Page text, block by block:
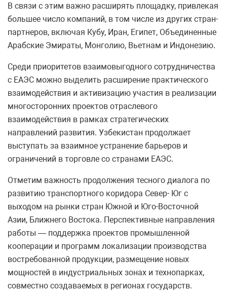
В связи с этим важно расширять площадку, привлекая
большее число компаний, в том числе из других стран-
партнеров, включая Кубу, Иран, Египет, Объединенные
Арабские Эмираты, Монголию, Вьетнам и Индонезию.
Среди приоритетов взаимовыгодного сотрудничества
с ЕАЭС можно выделить расширение практического
взаимодействия и активизацию участия в реализации
многосторонних проектов отраслевого
взаимодействия в рамках стратегических
направлений развития. Узбекистан продолжает
выступать за взаимное устранение барьеров и
ограничений в торговле со странами ЕАЭС.
Отметим важность продолжения тесного диалога по
развитию транспортного коридора Север- Юг с
выходом на рынки стран Южной и Юго-Восточной
Азии, Ближнего Востока. Перспективные направления
работы — поддержка проектов промышленной
кооперации и программ локализации производства
востребованной продукции, размещение новых
мощностей в индустриальных зонах и технопарках,
совместно создаваемых в регионах государств.